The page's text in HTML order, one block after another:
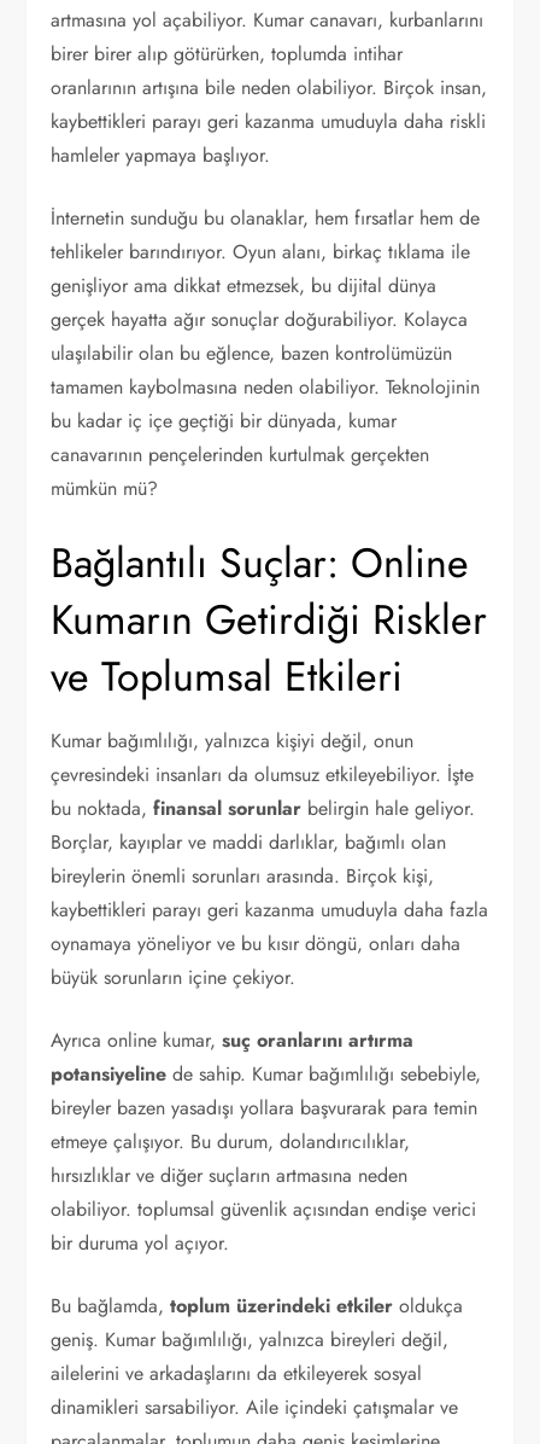
artmasına yol açabiliyor. Kumar canavarı, kurbanlarını
birer birer alıp götürürken, toplumda intihar
oranlarının artışına bile neden olabiliyor. Birçok insan,
kaybettikleri parayı geri kazanma umuduyla daha riskli
hamleler yapmaya başlıyor.
İnternetin sunduğu bu olanaklar, hem fırsatlar hem de
tehlikeler barındırıyor. Oyun alanı, birkaç tıklama ile
genişliyor ama dikkat etmezsek, bu dijital dünya
gerçek hayatta ağır sonuçlar doğurabiliyor. Kolayca
ulaşılabilir olan bu eğlence, bazen kontrolümüzün
tamamen kaybolmasına neden olabiliyor. Teknolojinin
bu kadar iç içe geçtiği bir dünyada, kumar
canavarının pençelerinden kurtulmak gerçekten
mümkün mü?
Bağlantılı Suçlar: Online
Kumarın Getirdiği Riskler
ve Toplumsal Etkileri
Kumar bağımlılığı, yalnızca kişiyi değil, onun
çevresindeki insanları da olumsuz etkileyebiliyor. İşte
bu noktada,finansal sorunlar belirgin hale geliyor.
Borçlar, kayıplar ve maddi darlıklar, bağımlı olan
bireylerin önemli sorunları arasında. Birçok kişi,
kaybettikleri parayı geri kazanma umuduyla daha fazla
oynamaya yöneliyor ve bu kısır döngü, onları daha
büyük sorunların içine çekiyor.
Ayrıca online kumar,suç oranlarını artırma
potansiyeline de sahip. Kumar bağımlılığı sebebiyle,
bireyler bazen yasadışı yollara başvurarak para temin
etmeye çalışıyor. Bu durum, dolandırıcılıklar,
hırsızlıklar ve diğer suçların artmasına neden
olabiliyor. toplumsal güvenlik açısından endişe verici
bir duruma yol açıyor.
Bu bağlamda,toplum üzerindeki etkiler oldukça
geniş. Kumar bağımlılığı, yalnızca bireyleri değil,
ailelerini ve arkadaşlarını da etkileyerek sosyal
dinamikleri sarsabiliyor. Aile içindeki çatışmalar ve